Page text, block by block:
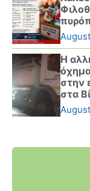
Η
στην
στα